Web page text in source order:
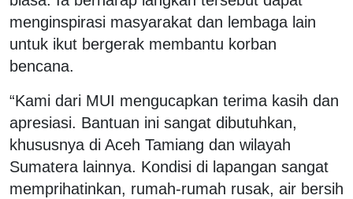
menginspirasi masyarakat dan lembaga lain
untuk ikut bergerak membantu korban
bencana.
“Kami dari MUI mengucapkan terima kasih dan
apresiasi. Bantuan ini sangat dibutuhkan,
khususnya di Aceh Tamiang dan wilayah
Sumatera lainnya. Kondisi di lapangan sangat
memprihatinkan, rumah-rumah rusak, air bersih